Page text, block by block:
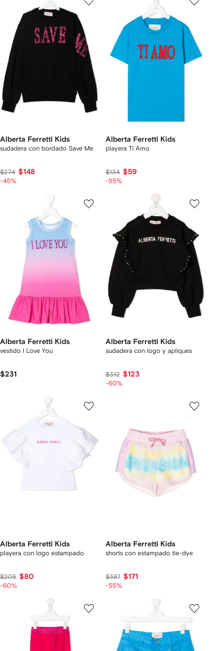
Alberta Ferretti Kids
sudadera con bordado Save Me
$274 $148
-45%
Alberta Ferretti Kids
playera Ti Amo
$134 $59
-55%
Alberta Ferretti Kids
vestido I Love You
$231
Alberta Ferretti Kids
sudadera con logo y apliques
$312 $123
-60%
Alberta Ferretti Kids
playera con logo estampado
$205 $80
-60%
Alberta Ferretti Kids
shorts con estampado tie-dye
$387 $171
-55%